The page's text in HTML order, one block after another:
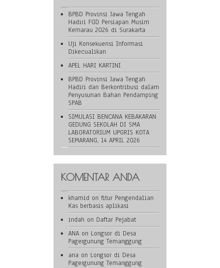
BPBD Provinsi Jawa Tengah
Hadiri FGD Persiapan Musim
Kemarau 2026 di Surakarta
Uji Konsekuensi Informasi
Dikecualikan
APEL HARI KARTINI
BPBD Provinsi Jawa Tengah
Hadiri dan Berkontribusi dalam
Penyusunan Bahan Pendamping
SPAB
SIMULASI BENCANA KEBAKARAN
GEDUNG SEKOLAH DI SMA
LABORATORIUM UPGRIS KOTA
SEMARANG, 14 APRIL 2026
KOMENTAR ANDA
khamid on fitur Pengendalian
Kas berbasis aplikasi
indah on Daftar Pejabat
ANA on Longsor di Desa
Pagergunung Temanggung
ana on Longsor di Desa
Pagergunung Temanggung